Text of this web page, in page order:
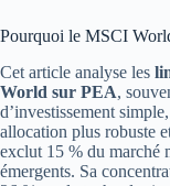
Pourquoi le MSCI
Cet article analyse les
World sur PEA,
d’investissement
allocation plus robuste
exclut 15 % du marché
émergents. Sa